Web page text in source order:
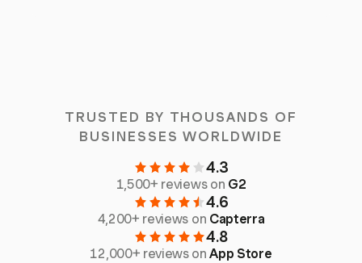
TRUSTED BY THOUSANDS OF
BUSINESSES WORLDWIDE
4.3
1,500+ reviews on G2
4.6
4,200+ reviews on Capterra
4.8
12,000+ reviews onApp Store